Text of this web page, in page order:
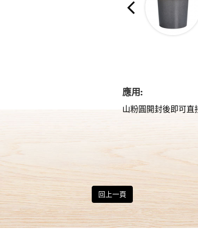
應用:
山粉圓開封後即可直
回上一頁